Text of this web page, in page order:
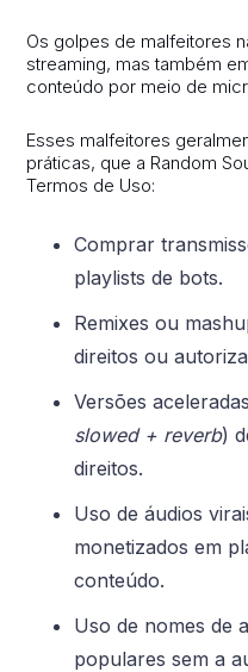
Os golpes de malfeitores
streaming, mas também
conteúdo por meio de
Esses malfeitores
práticas, que a Random
Termos de Uso:
Comprar
playlists de bots.
Remixes ou
direitos ou
Versões
slowed + reverb)
direitos.
Uso de áudios
monetizados em
conteúdo.
Uso de nomes de
populares sem a